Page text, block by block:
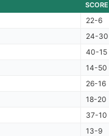
SCORE
22-6
24-30
40-15
14-50
26-16
18-20
37-10
13-9